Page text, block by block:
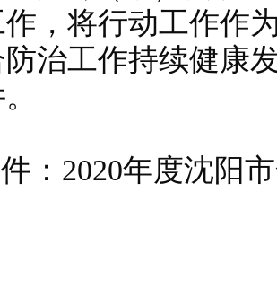
，将行动工作作
治工作持续健康
：2020年度沈阳